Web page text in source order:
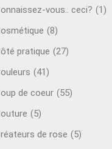
vous.. ceci? (1)
(8)
pratique (27)
(41)
de coeur (55)
(5)
de rose (5)